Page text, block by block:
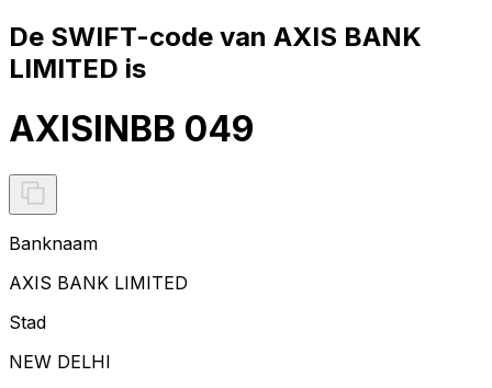
De SWIFT-code van AXIS BANK
LIMITED is
AXISINBB 049
Banknaam
AXIS BANK LIMITED
Stad
NEW DELHI